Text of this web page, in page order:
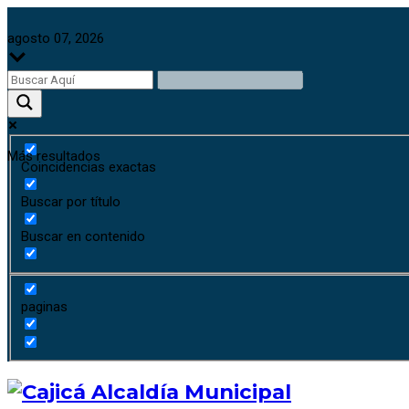
agosto 07, 2026
Más resultados
Coincidencias exactas
Buscar por título
Buscar en contenido
paginas